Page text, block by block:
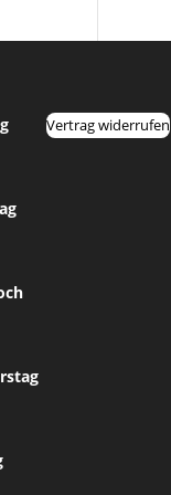
Vertrag widerrufen